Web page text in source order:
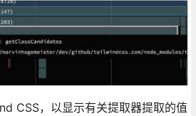
CSS，以显示有关提取器提取的值